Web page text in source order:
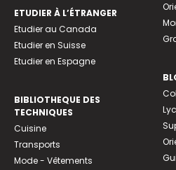
ETUDIER À L’ÉTRANGER
Etudier au Canada
Etudier en Suisse
Etudier en Espagne
BIBLIOTHEQUE DES
TECHNIQUES
Cuisine
Transports
Mode - Vêtements